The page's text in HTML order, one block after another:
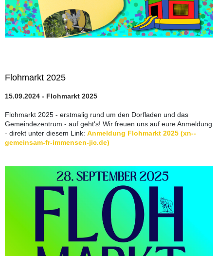
Flohmarkt 2025
15.09.2024 - Flohmarkt 2025
Flohmarkt 2025 - erstmalig rund um den Dorfladen und das
Gemeindezentrum - auf geht's! Wir freuen uns auf eure Anmeldung
- direkt unter diesem Link: Anmeldung Flohmarkt 2025 (xn--
gemeinsam-fr-immensen-jic.de)